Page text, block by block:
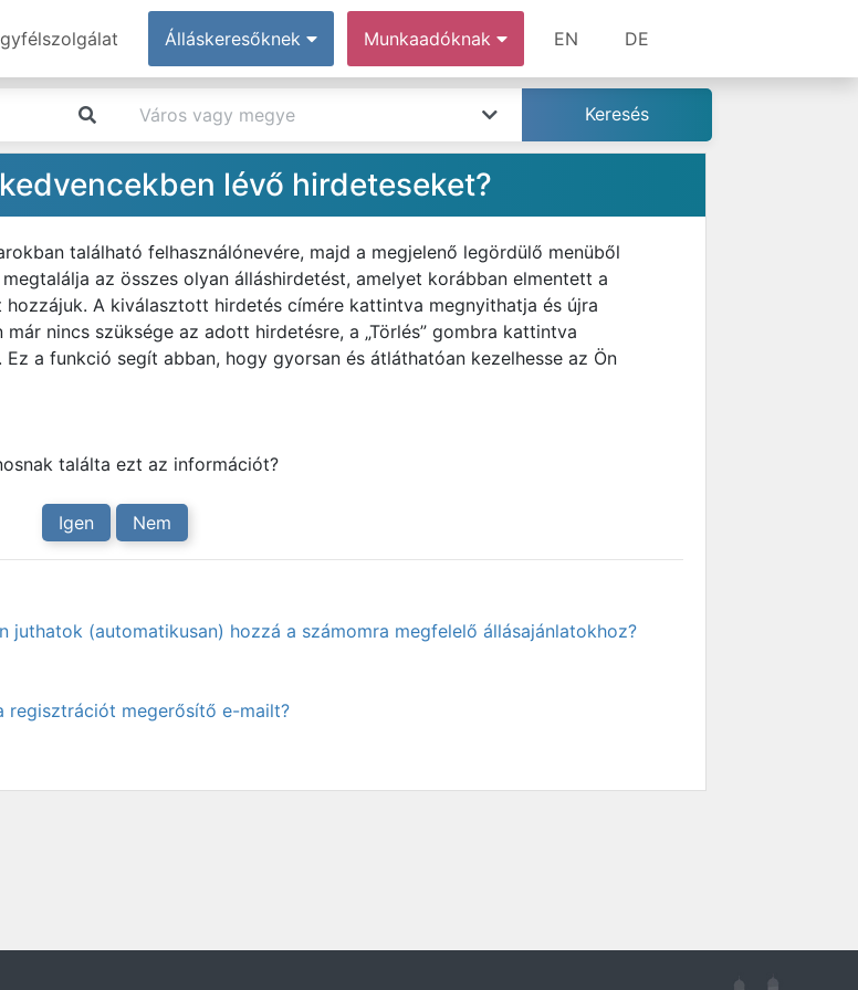
Álláskeresőknek Munkaadóknak EN DE
lévő hirdeteseket?
található felhasználónevére, majd a megjelenő legördülő menüből
az összes olyan álláshirdetést, amelyet korábban elmentett a
A kiválasztott hirdetés címére kattintva megnyithatja és újra
nincs szüksége az adott hirdetésre, a „Törlés” gombra kattintva
a funkció segít abban, hogy gyorsan és átláthatóan kezelhesse az Ön
találta ezt az információt?
Igen Nem
juthatok (automatikusan) hozzá a számomra megfelelő állásajánlatokhoz?
regisztrációt megerősítő e-mailt?